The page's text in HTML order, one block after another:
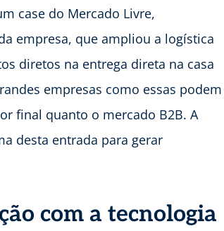
case do Mercado Livre,
empresa, que ampliou a logística
diretos na entrega direta na casa
empresas como essas podem
final quanto o mercado B2B. A
desta entrada para gerar
com a tecnologia